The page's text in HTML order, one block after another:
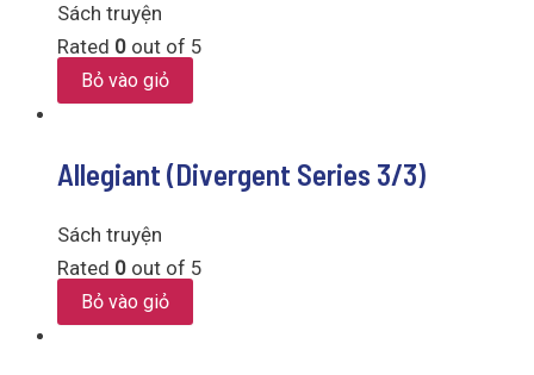
Sách truyện
Rated 0 out of 5
Bỏ vào giỏ
Allegiant (Divergent Series 3/3)
Sách truyện
Rated 0 out of 5
Bỏ vào giỏ